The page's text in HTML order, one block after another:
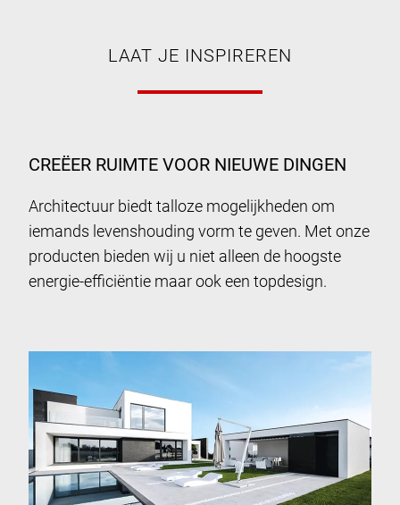
LAAT JE INSPIREREN
CREËER RUIMTE VOOR NIEUWE DINGEN
Architectuur biedt talloze mogelijkheden om
iemands levenshouding vorm te geven. Met onze
producten bieden wij u niet alleen de hoogste
energie-efficiëntie maar ook een topdesign.